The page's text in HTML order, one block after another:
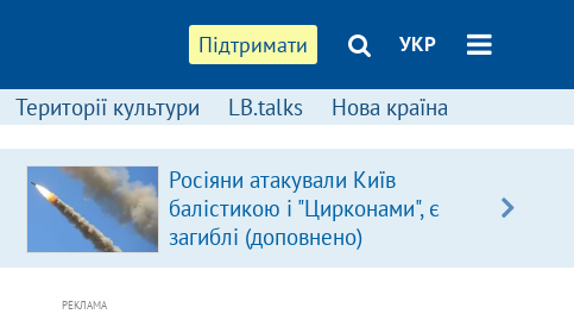
Підтримати УКР
Території культури LB.talks Нова країна
Росіяни атакували Київ
балістикою і "Цирконами", є
загиблі (доповнено)
РЕКЛАМА